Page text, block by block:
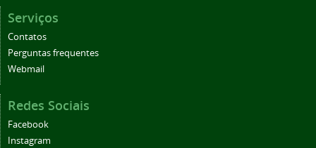
Serviços
Contatos
Perguntas frequentes
Webmail
Redes Sociais
Facebook
Instagram